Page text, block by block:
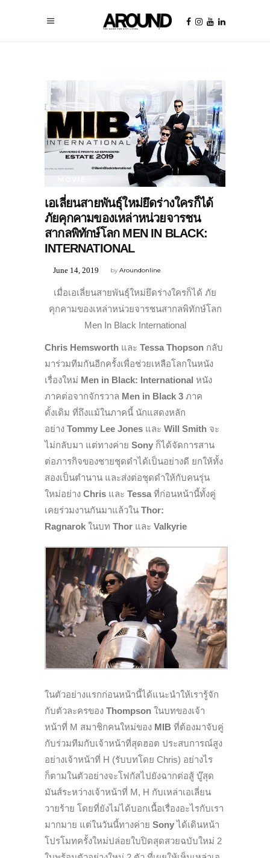
เอเลี่ยนสายพันธุ์ใหม่ยึดร่างใครก็ได้
ภัยคุกคามของเหล่าหน่วยจารชน
สากลพิทักษ์โลก MEN IN BLACK:
INTERNATIONAL
byAroundonline
June 14, 2019
เมื่อเอเลี่ยนสายพันธุ์ใหม่ยึดร่างใครก็ได้ ภัย
คุกคามของเหล่าหน่วยจารชนสากลพิทักษ์โลก
Men In Black International
Chris Hemsworth และ Tessa Thopson กลับ
มาร่วมทีมกันอีกครั้งเพื่อช่วยเหลือโลกในหนัง
เรื่องใหม่ Men in Black: International หนัง
ภาคต่อจากจักรวาล Men in Black 3 ภาค
ดั้งเดิม ที่ถึงแม้ในภาคนี้ นักแสดงหลัก
อย่าง Tommy Lee Jones และ Will Smith จะ
ไม่กลับมา แต่ทางค่าย Sony ก็ได้จัดการสาน
ต่อภารกิจของชายชุดดำได้เป็นอย่างดี ยกให้ทั้ง
สองเป็นตำนาน และส่งต่อชุดดำให้กับคนรุ่น
ใหม่อย่าง Chris และ Tessa ที่ก่อนหน้านี้ทั้งคู่
เคยร่วมงานกันมาแล้วใน Thor:
Ragnarok ในบท Thor และ Valkyrie
ในตัวอย่างแรกก่อนหน้านี้ได้แนะนำให้เรารู้จัก
กับตัวละครของ Thompson ในบทของเจ้า
หน้าที่ M สมาชิกคนใหม่ของ MIB ที่ต้องมาจับคู่
กับร่วมทีมกับเจ้าหน้าที่สุดฮอต ประสบการณ์สูง
อย่างเจ้าหน้าที่ H (รับบทโดย Chris) อย่างไร
ก็ตามในตัวอย่างจะโฟกัสไปยังฉากต่อสู้ บู๊สุด
มันส์ระหว่างเจ้าหน้าที่ M, H กับเหล่าเอเลี่ยน
วายร้าย โดยที่ยังไม่ได้บอกเนื้อเรื่องอะไรกับเรา
มากมาย แต่ในวันนี้ทางค่าย Sonyได้เดินหน้า
โปรโมทครั้งใหม่ปล่อยใบปิดสุดสวยฉบับใหม่ 2